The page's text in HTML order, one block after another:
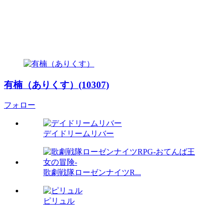
有楠（ありくす）(10307)
フォロー
デイドリームリバー
歌劇戦隊ローゼンナイツR...
ピリュル